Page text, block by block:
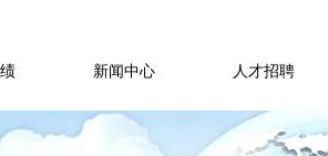
新闻中心 人才招聘